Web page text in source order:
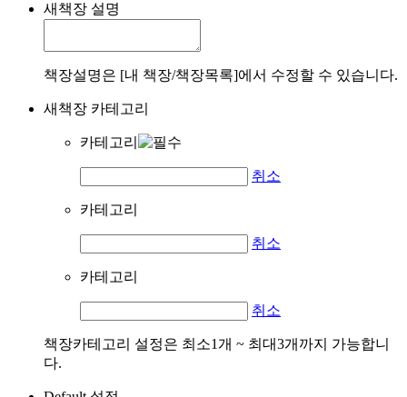
새책장 설명
책장설명은 [내 책장/책장목록]에서 수정할 수 있습니다.
새책장 카테고리
카테고리
취소
카테고리
취소
카테고리
취소
책장카테고리 설정은 최소1개 ~ 최대3개까지 가능합니
다.